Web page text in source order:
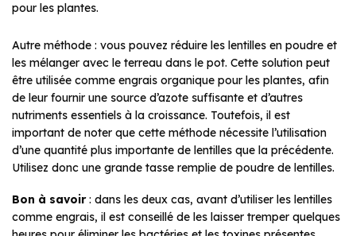
pour les plantes.
Autre méthode : vous pouvez réduire les lentilles en poudre et
les mélanger avec le terreau dans le pot. Cette solution peut
être utilisée comme engrais organique pour les plantes, afin
de leur fournir une source d’azote suffisante et d’autres
nutriments essentiels à la croissance. Toutefois, il est
important de noter que cette méthode nécessite l’utilisation
d’une quantité plus importante de lentilles que la précédente.
Utilisez donc une grande tasse remplie de poudre de lentilles.
Bon à savoir: dans les deux cas, avant d’utiliser les lentilles
comme engrais, il est conseillé de les laisser tremper quelques